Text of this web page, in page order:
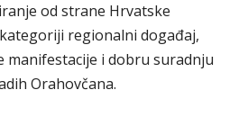
od strane Hrvatske
regionalni događaj,
manifestacije i dobru suradnju
Orahovčana.